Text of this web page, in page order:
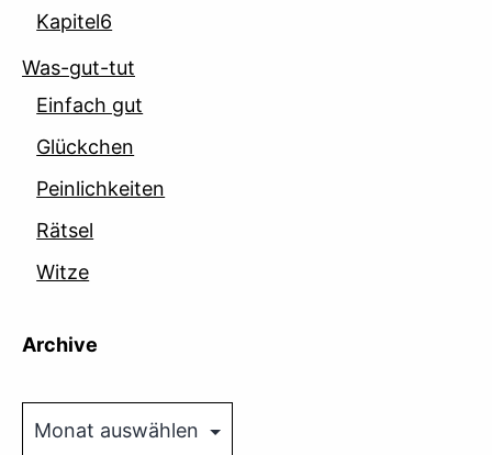
Kapitel6
Was-gut-tut
Einfach gut
Glückchen
Peinlichkeiten
Rätsel
Witze
Archive